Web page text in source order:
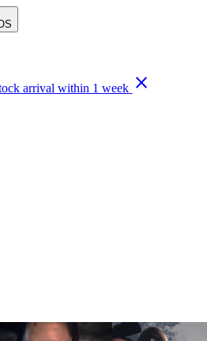
arrival within 1 week close